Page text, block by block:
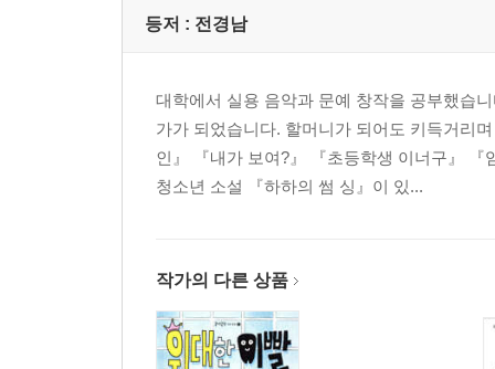
등저 : 전경남
대학에서 실용 음악과 문예 창작을 공부했습
가가 되었습니다. 할머니가 되어도 키득거리
인』 『내가 보여?』 『초등학생 이너구』
청소년 소설 『하하의 썸 싱』이 있...
작가의 다른 상품